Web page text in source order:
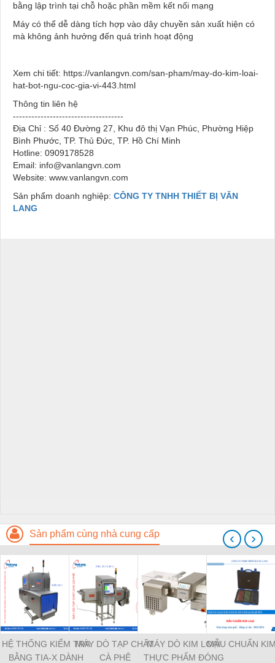
bằng lập trình tại chỗ hoặc phần mềm kết nối mạng
Máy có thể dễ dàng tích hợp vào dây chuyền sản xuất hiện có
mà không ảnh hưởng đến quá trình hoạt động
Xem chi tiết: https://vanlangvn.com/san-pham/may-do-kim-loai-
hat-bot-ngu-coc-gia-vi-443.html
Thông tin liên hệ
------------------------------------
Địa Chỉ : Số 40 Đường 27, Khu đô thị Vạn Phúc, Phường Hiệp
Bình Phước, TP. Thủ Đức, TP. Hồ Chí Minh
Hotline: 0909178528
Email: info@vanlangvn.com
Website: www.vanlangvn.com
Sản phẩm doanh nghiệp: CÔNG TY TNHH THIẾT BỊ VĂN
LANG
Sản phẩm cùng nhà cung cấp
HỆ THỐNG KIỂM TRA
BẰNG TIA-X DÀNH
MÁY DÒ TẠP CHẤT
CÀ PHÊ
MÁY DÒ KIM LOẠI
THỰC PHẨM ĐÓNG
MẪU CHUẨN
‹ ›